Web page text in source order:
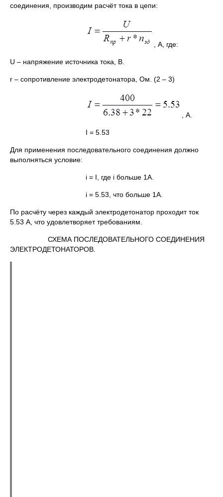
соединения, производим расчёт тока в цепи:
, А, где:
U – напряжение источника тока, В.
r – сопротивление электродетонатора, Ом. (2 – 3)
, А.
I = 5.53
Для применения последовательного соединения должно
выполняться условие:
i = I, где i больше 1А.
i = 5.53, что больше 1А.
По расчёту через каждый электродетонатор проходит ток
5.53 А, что удовлетворяет требованиям.
СХЕМА ПОСЛЕДОВАТЕЛЬНОГО СОЕДИНЕНИЯ
ЭЛЕКТРОДЕТОНАТОРОВ.